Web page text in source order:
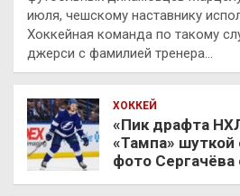
июля, чешскому наставнику
Хоккейная команда по такому
джерси с фамилией тренера…
ХОККЕЙ
«Пик драфта
«Тампа» шуткой
фото